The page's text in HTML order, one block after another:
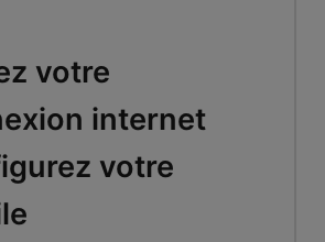
votre
internet
votre